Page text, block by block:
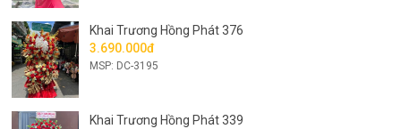
Khai Trương Hồng Phát 376
3.690.000đ
MSP: DC-3195
Khai Trương Hồng Phát 339